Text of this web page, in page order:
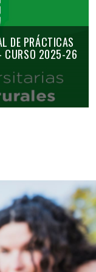
DE PRÁCTICAS
CURSO 2025-26